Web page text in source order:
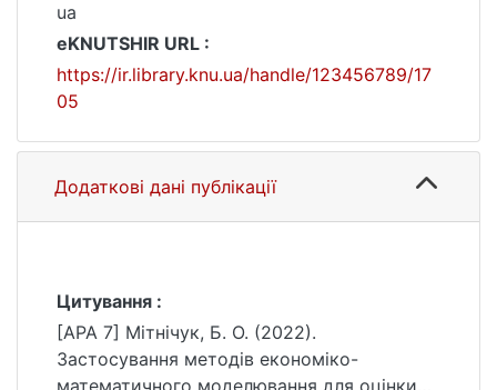
ua
eKNUTSHIR URL :
https://ir.library.knu.ua/handle/123456789/17
05
Додаткові дані публікації
Цитування :
[APA 7] Мітнічук, Б. О. (2022).
Застосування методів економіко-
математичного моделювання для оцінки